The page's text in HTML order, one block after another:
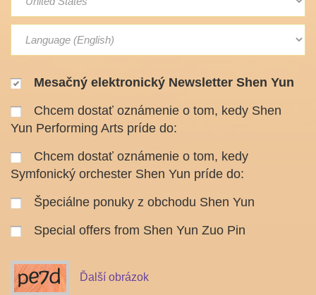
Mesačný elektronický Newsletter Shen Yun
Chcem dostať oznámenie o tom, kedy Shen
Yun Performing Arts príde do:
Chcem dostať oznámenie o tom, kedy
Symfonický orchester Shen Yun príde do:
Špeciálne ponuky z obchodu Shen Yun
Special offers from Shen Yun Zuo Pin
Ďalší obrázok